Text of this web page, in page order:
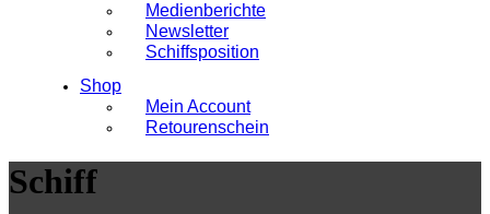
Medienberichte
Newsletter
Schiffsposition
Shop
Mein Account
Retourenschein
Schiff